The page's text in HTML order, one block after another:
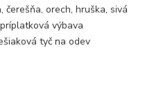
čerešňa, orech, hruška, sivá
výbava
tyč na odev